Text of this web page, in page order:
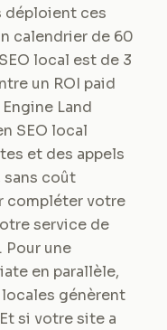
déploient ces
calendrier de 60
local est de 3
un ROI paid
Land
SEO local
et des appels
sans coût
compléter votre
service de
Pour une
en parallèle,
génèrent
si votre site a